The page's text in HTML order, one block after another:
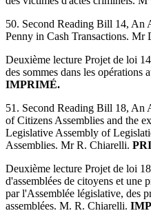
50. Second Reading Bill 14, An
Penny in Cash Transactions. Mr
Deuxième lecture Projet de loi
des sommes dans les
IMPRIMÉ.
51. Second Reading Bill 18, An
of Citizens Assemblies and the
Legislative Assembly of
Assemblies. Mr R. Chiarelli.
Deuxième lecture Projet de loi
d'assemblées de citoyens et une
par l'Assemblée législative, des
assemblées. M. R. Chiarelli.